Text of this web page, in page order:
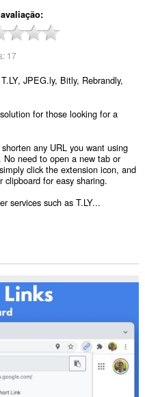
17
JPEG.ly, Bitly, Rebrandly,
for those looking for a
any URL you want using
No need to open a new tab or
click the extension icon, and
clipboard for easy sharing.
services such as T.LY...